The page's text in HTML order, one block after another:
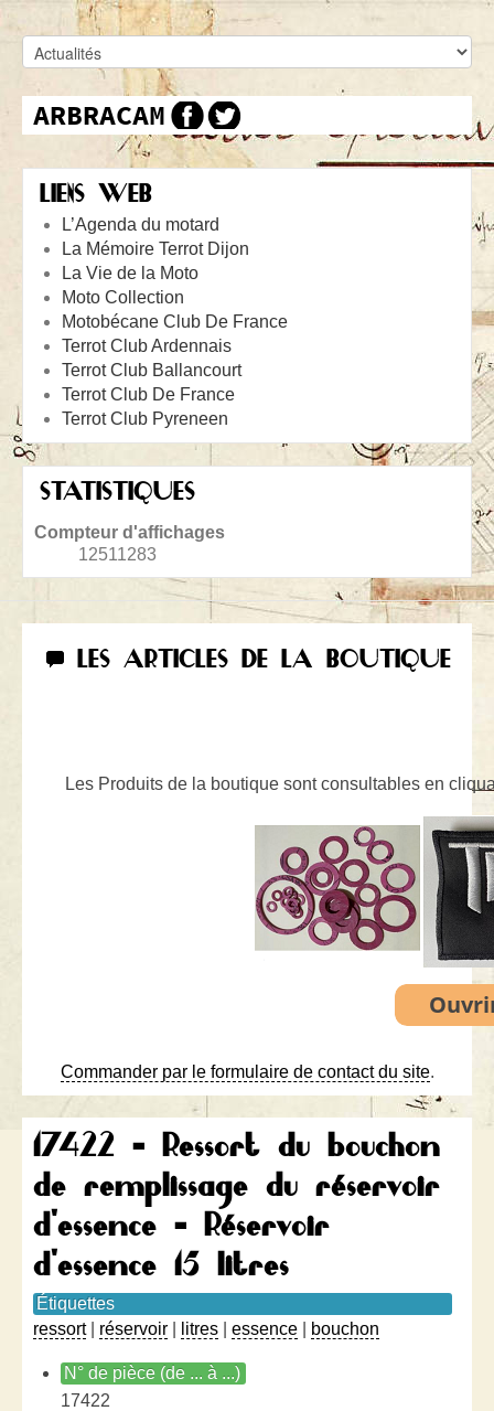
LIENS WEB
L’Agenda du motard
La Mémoire Terrot Dijon
La Vie de la Moto
Moto Collection
Motobécane Club De France
Terrot Club Ardennais
Terrot Club Ballancourt
Terrot Club De France
Terrot Club Pyreneen
STATISTIQUES
Compteur d'affichages
12511283
LES ARTICLES DE LA BOUTIQUE
Les Produits de la boutique sont consultables en
Commander par le formulaire de contact du site.
17422 - Ressort du bouchon
de remplissage du réservoir
d'essence - Réservoir
d'essence 15 litres
Étiquettes
ressort| réservoir litres essence bouchon
N° de pièce (de ... à ...)
17422